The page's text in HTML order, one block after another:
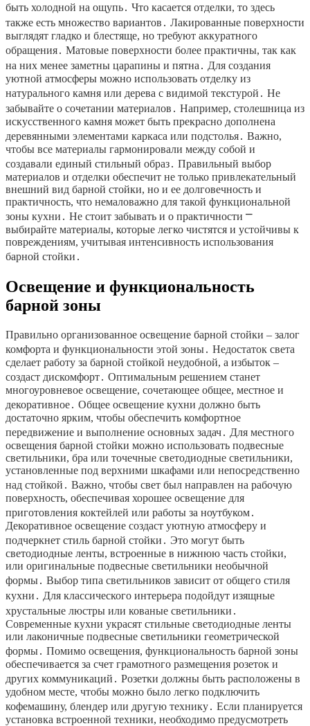
быть холодной на ощупь․ Что касается отделки, то здесь
также есть множество вариантов․ Лакированные поверхности
выглядят гладко и блестяще, но требуют аккуратного
обращения․ Матовые поверхности более практичны, так как
на них менее заметны царапины и пятна․ Для создания
уютной атмосферы можно использовать отделку из
натурального камня или дерева с видимой текстурой․ Не
забывайте о сочетании материалов․ Например, столешница из
искусственного камня может быть прекрасно дополнена
деревянными элементами каркаса или подстолья․ Важно,
чтобы все материалы гармонировали между собой и
создавали единый стильный образ․ Правильный выбор
материалов и отделки обеспечит не только привлекательный
внешний вид барной стойки, но и ее долговечность и
практичность, что немаловажно для такой функциональной
зоны кухни․ Не стоит забывать и о практичности ⎻
выбирайте материалы, которые легко чистятся и устойчивы к
повреждениям, учитывая интенсивность использования
барной стойки․
Освещение и функциональность
барной зоны
Правильно организованное освещение барной стойки – залог
комфорта и функциональности этой зоны․ Недостаток света
сделает работу за барной стойкой неудобной, а избыток –
создаст дискомфорт․ Оптимальным решением станет
многоуровневое освещение, сочетающее общее, местное и
декоративное․ Общее освещение кухни должно быть
достаточно ярким, чтобы обеспечить комфортное
передвижение и выполнение основных задач․ Для местного
освещения барной стойки можно использовать подвесные
светильники, бра или точечные светодиодные светильники,
установленные под верхними шкафами или непосредственно
над стойкой․ Важно, чтобы свет был направлен на рабочую
поверхность, обеспечивая хорошее освещение для
приготовления коктейлей или работы за ноутбуком․
Декоративное освещение создаст уютную атмосферу и
подчеркнет стиль барной стойки․ Это могут быть
светодиодные ленты, встроенные в нижнюю часть стойки,
или оригинальные подвесные светильники необычной
формы․ Выбор типа светильников зависит от общего стиля
кухни․ Для классического интерьера подойдут изящные
хрустальные люстры или кованые светильники․
Современные кухни украсят стильные светодиодные ленты
или лаконичные подвесные светильники геометрической
формы․ Помимо освещения, функциональность барной зоны
обеспечивается за счет грамотного размещения розеток и
других коммуникаций․ Розетки должны быть расположены в
удобном месте, чтобы можно было легко подключить
кофемашину, блендер или другую технику․ Если планируется
установка встроенной техники, необходимо предусмотреть